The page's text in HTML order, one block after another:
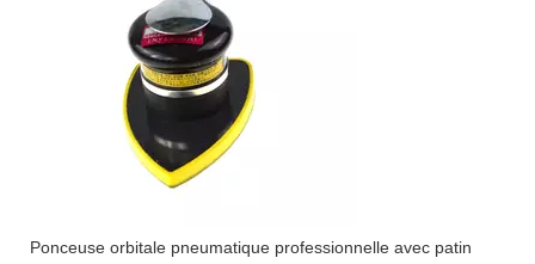
Ponceuse orbitale pneumatique professionnelle avec patin